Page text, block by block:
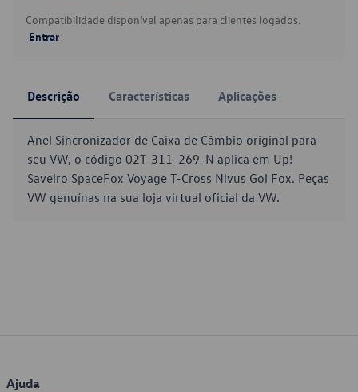
Compatibilidade disponível apenas para clientes logados.
Entrar
Descrição Características Aplicações
Anel Sincronizador de Caixa de Câmbio original para
seu VW, o código 02T-311-269-N aplica em Up!
Saveiro SpaceFox Voyage T-Cross Nivus Gol Fox. Peças
VW genuínas na sua loja virtual oficial da VW.
Ajuda